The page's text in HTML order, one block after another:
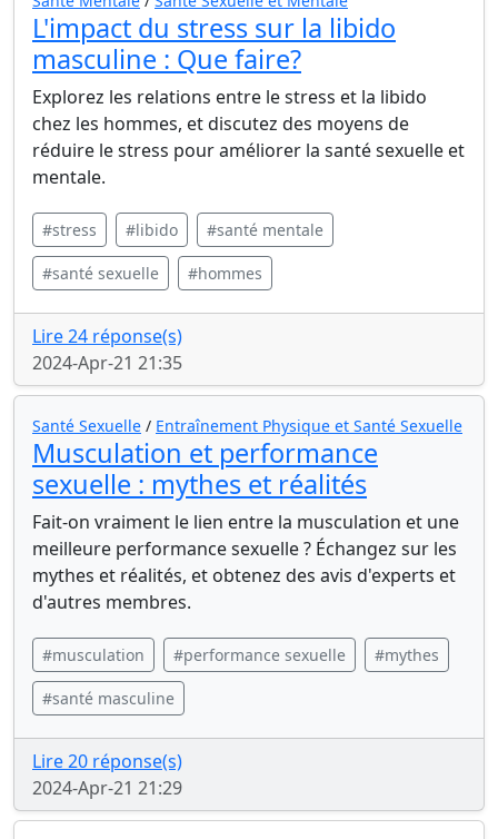
L'impact du stress sur la libido
masculine : Que faire?
Explorez les relations entre le stress et la libido
chez les hommes, et discutez des moyens de
réduire le stress pour améliorer la santé sexuelle et
mentale.
#stress #libido #santé mentale
#santé sexuelle #hommes
Lire 24 réponse(s)
2024-Apr-21 21:35
Santé Sexuelle / Entraînement Physique et Santé Sexuelle
Musculation et performance
sexuelle : mythes et réalités
Fait-on vraiment le lien entre la musculation et une
meilleure performance sexuelle ? Échangez sur les
mythes et réalités, et obtenez des avis d'experts et
d'autres membres.
#musculation #performance sexuelle #mythes
#santé masculine
Lire 20 réponse(s)
2024-Apr-21 21:29